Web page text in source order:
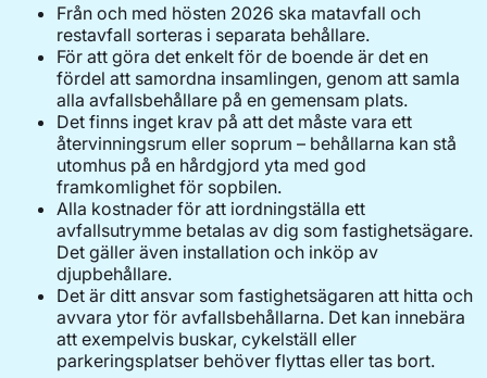
Volym
Tömning 1 gång varannan
vecka
190 liter 1 309
370 liter 1 544
660 liter 2 078
Matavfall
Tabellen visar årsavgift per kärl i kronor.
Volym
Tömning 1 gång varannan
vecka
Från och med hösten 2026 ska matavfall och
restavfall sorteras i separata behållare.
För att göra det enkelt för de boende är det en
fördel att samordna insamlingen, genom att samla
alla avfallsbehållare på en gemensam plats.
Det finns inget krav på att det måste vara ett
återvinningsrum eller soprum – behållarna kan stå
utomhus på en hårdgjord yta med god
framkomlighet för sopbilen.
Alla kostnader för att iordningställa ett
avfallsutrymme betalas av dig som fastighetsägare.
Det gäller även installation och inköp av
djupbehållare.
Det är ditt ansvar som fastighetsägaren att hitta och
avvara ytor för avfallsbehållarna. Det kan innebära
att exempelvis buskar, cykelställ eller
parkeringsplatser behöver flyttas eller tas bort.